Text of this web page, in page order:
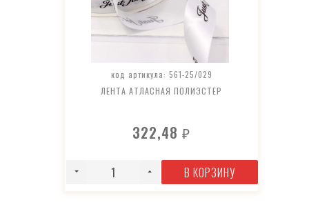
код артикула: 561-25/029
ЛЕНТА АТЛАСНАЯ ПОЛИЭСТЕР
322,48₽
В КОРЗИНУ